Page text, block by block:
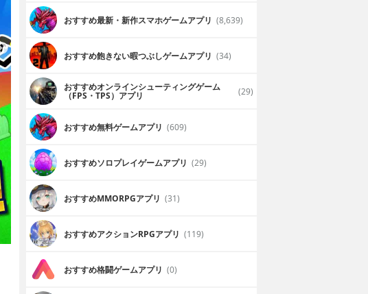
おすすめ最新・新作スマホゲームアプリ (8,639)
おすすめ飽きない暇つぶしゲームアプリ (34)
おすすめオンラインシューティングゲーム
（FPS・TPS）アプリ (29)
おすすめ無料ゲームアプリ (609)
おすすめソロプレイゲームアプリ (29)
おすすめ MMORPGアプリ (31)
おすすめアクションRPGアプリ (119)
おすすめ格闘ゲームアプリ (0)